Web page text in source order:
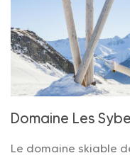
Domaine Les
Le domaine skiable